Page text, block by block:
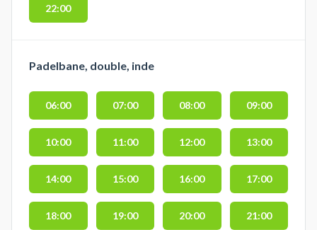
22:00
Padelbane, double, inde
06:00 07:00 08:00 09:00
10:00 11:00 12:00 13:00
14:00 15:00 16:00 17:00
18:00 19:00 20:00 21:00